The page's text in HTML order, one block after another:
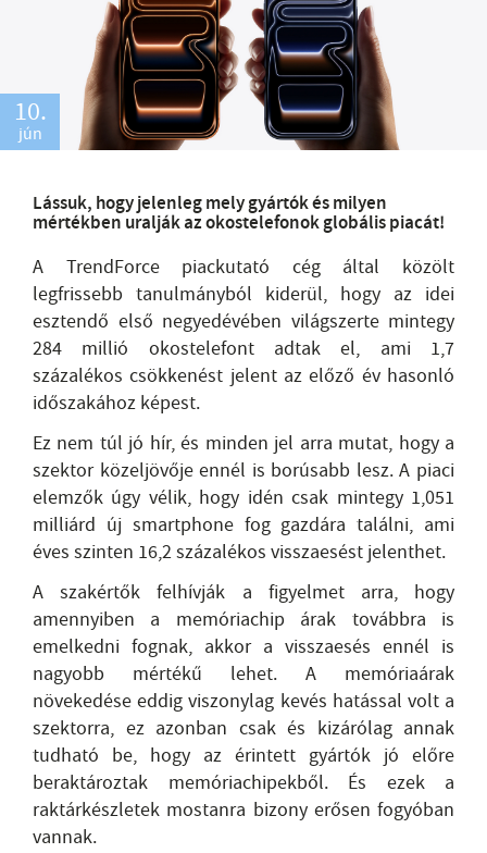
10.
jún
Lássuk, hogy jelenleg mely gyártók és milyen
mértékben uralják az okostelefonok globális piacát!
A TrendForce piackutató cég által közölt
legfrissebb tanulmányból kiderül, hogy az idei
esztendő első negyedévében világszerte mintegy
284 millió okostelefont adtak el, ami 1,7
százalékos csökkenést jelent az előző év hasonló
időszakához képest.
Ez nem túl jó hír, és minden jel arra mutat, hogy a
szektor közeljövője ennél is borúsabb lesz. A piaci
elemzők úgy vélik, hogy idén csak mintegy 1,051
milliárd új smartphone fog gazdára találni, ami
éves szinten 16,2 százalékos visszaesést jelenthet.
A szakértők felhívják a figyelmet arra, hogy
amennyiben a memóriachip árak továbbra is
emelkedni fognak, akkor a visszaesés ennél is
nagyobb mértékű lehet. A memóriaárak
növekedése eddig viszonylag kevés hatással volt a
szektorra, ez azonban csak és kizárólag annak
tudható be, hogy az érintett gyártók jó előre
beraktároztak memóriachipekből. És ezek a
raktárkészletek mostanra bizony erősen fogyóban
vannak.